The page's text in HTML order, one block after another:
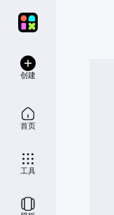
创建
首页
工具